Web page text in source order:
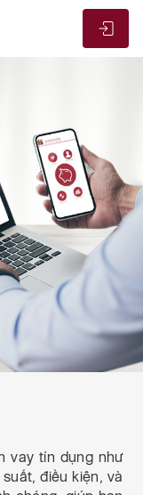
vay tín dụng như
điều kiện, và